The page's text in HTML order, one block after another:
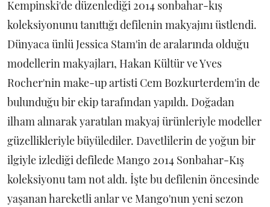
Kempinski'de düzenlediği 2014 sonbahar-kış
koleksiyonunu tanıttığı defilenin makyajını üstlendi.
Dünyaca ünlü Jessica Stam'in de aralarında olduğu
modellerin makyajları, Hakan Kültür ve Yves
Rocher'nin make-up artisti Cem Bozkurterdem'in de
bulunduğu bir ekip tarafından yapıldı. Doğadan
ilham alınarak yaratılan makyaj ürünleriyle modeller
güzellikleriyle büyülediler. Davetlilerin de yoğun bir
ilgiyle izlediği defilede Mango 2014 Sonbahar-Kış
koleksiyonu tam not aldı. İşte bu defilenin öncesinde
yaşanan hareketli anlar ve Mango'nun yeni sezon